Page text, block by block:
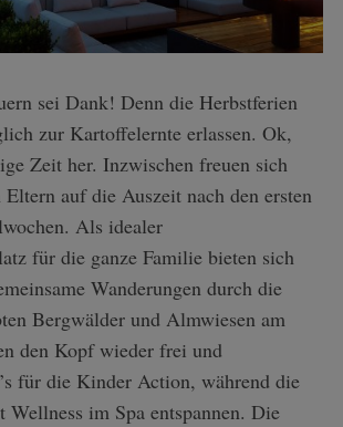
zur Kartoffelernte erlassen. Ok,
Zeit her. Inzwischen freuen sich
auf die Auszeit nach den ersten
Als idealer
für die ganze Familie bieten sich
Wanderungen durch die
Bergwälder und Almwiesen am
den Kopf wieder frei und
für die Kinder Action, während die
Wellness im Spa entspannen. Die